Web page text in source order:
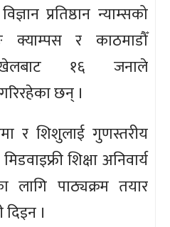
प्रतिष्ठान न्याम्सको
क्याम्पस र काठमाडौँ
१६ जनाले
छन् ।
र शिशुलाई गुणस्तरीय
शिक्षा अनिवार्य
पाठ्यक्रम तयार
।